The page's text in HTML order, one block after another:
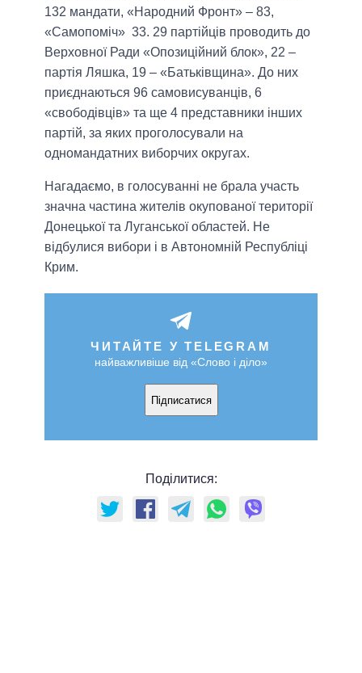
132 мандати, «Народний Фронт» – 83,
«Самопоміч» 33. 29 партійців проводить до
Верховної Ради «Опозиційний блок», 22 –
партія Ляшка, 19 – «Батьківщина». До них
приєднаються 96 самовисуванців, 6
«свободівців» та ще 4 представники інших
партій, за яких проголосували на
одномандатних виборчих округах.
Нагадаємо, в голосуванні не брала участь
значна частина жителів окупованої території
Донецької та Луганської областей. Не
відбулися вибори і в Автономній Республіці
Крим.
ЧИТАЙТЕ У TELEGRAM
найважливіше від «Слово і діло»
Підписатися
Поділитися: